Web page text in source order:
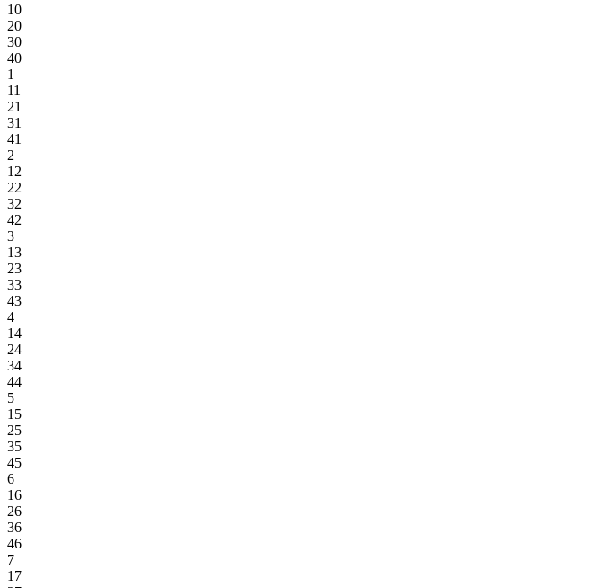
10
20
30
40
1
11
21
31
41
2
12
22
32
42
3
13
23
33
43
4
14
24
34
44
5
15
25
35
45
6
16
26
36
46
7
17